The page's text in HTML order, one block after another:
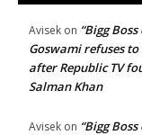
Avisek on “Bigg
Goswami refuses to
after Republic TV
Salman Khan
Avisek on “Bigg